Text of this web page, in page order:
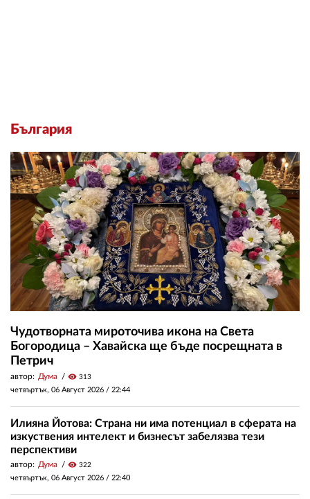
България
Чудотворната мироточива икона на Света
Богородица – Хавайска ще бъде посрещната в
Петрич
автор: Дума visibility 313
четвъртък, 06 Август 2026 / 22:44
Илияна Йотова: Страна ни има потенциал в сферата на
изкуствения интелект и бизнесът забелязва тези
перспективи
автор: Дума visibility 322
четвъртък, 06 Август 2026 / 22:40